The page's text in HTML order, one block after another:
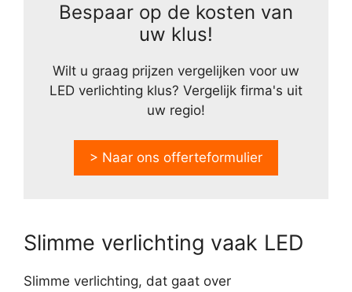
Bespaar op de kosten van
uw klus!
Wilt u graag prijzen vergelijken voor uw
LED verlichting klus? Vergelijk firma's uit
uw regio!
> Naar ons offerteformulier
Slimme verlichting vaak LED
Slimme verlichting, dat gaat over